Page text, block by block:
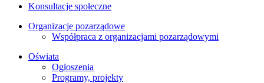
Konsultacje społeczne
Organizacje pozarządowe
Współpraca z organizacjami pozarządowymi
Oświata
Ogłoszenia
Programy, projekty